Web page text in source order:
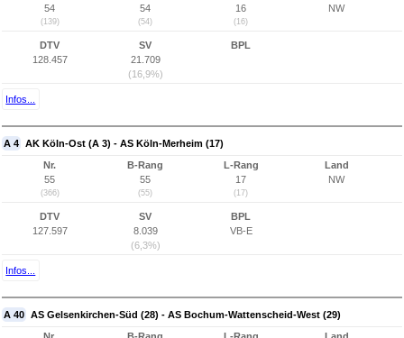
54
(139)
54
(54)
16
(16)
NW
DTV
128.457
SV
21.709
(16,9%)
BPL
Infos...
A 4 AK Köln-Ost (A 3) - AS Köln-Merheim (17)
Nr.
55
(366)
B-Rang
55
(55)
L-Rang
17
(17)
Land
NW
DTV
127.597
SV
8.039
(6,3%)
BPL
VB-E
Infos...
A 40 AS Gelsenkirchen-Süd (28) - AS Bochum-Wattenscheid-West (29)